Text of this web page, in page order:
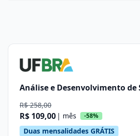
Análise e Desenvolvimento de
R$ 258,00
R$ 109,00 | mês -58%
Duas mensalidades GRÁTIS